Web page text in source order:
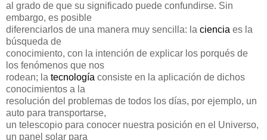
al grado de que su significado puede confundirse. Sin
embargo, es posible
diferenciarlos de una manera muy sencilla: la ciencia es la
búsqueda de
conocimiento, con la intención de explicar los porqués de
los fenómenos que nos
rodean; la tecnología consiste en la aplicación de dichos
conocimientos a la
resolución del problemas de todos los días, por ejemplo, un
auto para transportarse,
un telescopio para conocer nuestra posición en el Universo,
un panel solar para